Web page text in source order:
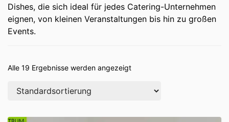
Dishes, die sich ideal für jedes Catering-Unternehmen
eignen, von kleinen Veranstaltungen bis hin zu großen
Events.
Alle 19 Ergebnisse werden angezeigt